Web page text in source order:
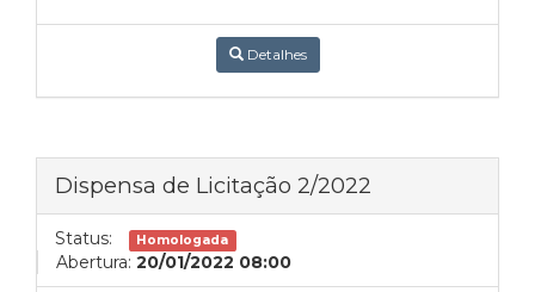
Detalhes
Dispensa de Licitação 2/2022
Status: Homologada
Abertura: 20/01/2022 08:00